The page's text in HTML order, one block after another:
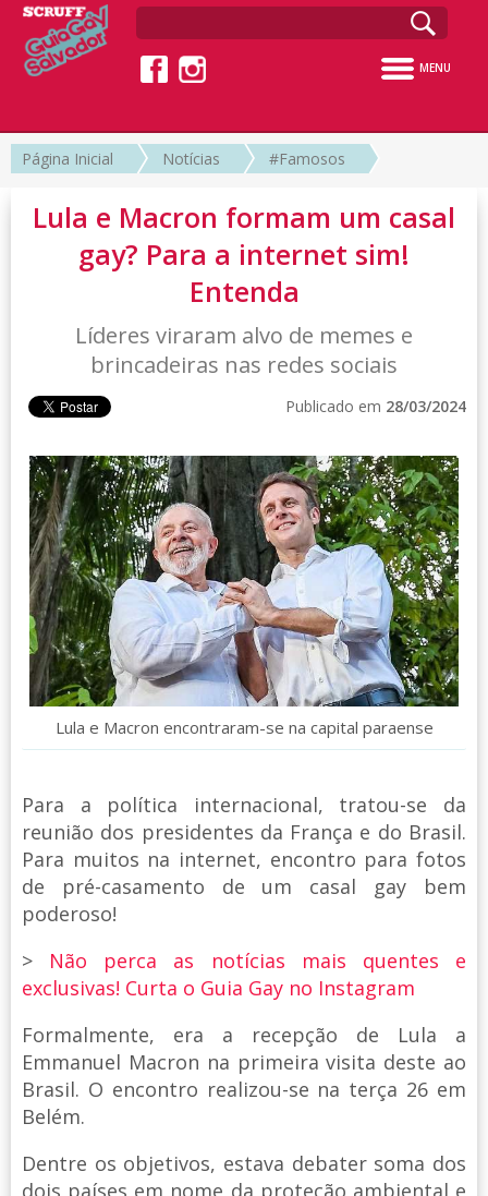
MENU
Página Inicial Notícias #Famosos
Lula e Macron formam um casal
gay? Para a internet sim!
Entenda
Líderes viraram alvo de memes e
brincadeiras nas redes sociais
Publicado em 28/03/2024
Lula e Macron encontraram-se na capital paraense
Para a política internacional, tratou-se da
reunião dos presidentes da França e do Brasil.
Para muitos na internet, encontro para fotos
de pré-casamento de um casal gay bem
poderoso!
> Não perca as notícias mais quentes e
exclusivas! Curta o Guia Gay no Instagram
Formalmente, era a recepção de Lula a
Emmanuel Macron na primeira visita deste ao
Brasil. O encontro realizou-se na terça 26 em
Belém.
Dentre os objetivos, estava debater soma dos
dois países em nome da proteção ambiental e